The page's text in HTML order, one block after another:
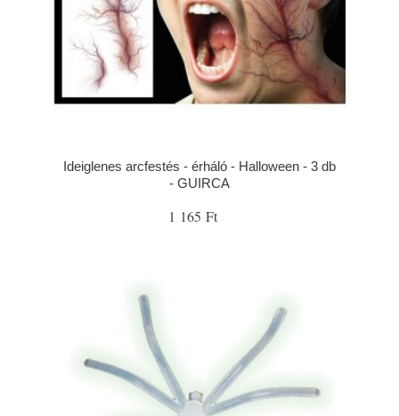
Ideiglenes arcfestés - érháló - Halloween - 3 db
- GUIRCA
1 165 Ft